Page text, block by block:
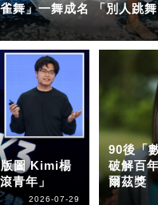
舞」一舞成名 「別人跳舞
圖 Kimi楊
青年」
2026-07-29
90後「
破解百
爾茲獎